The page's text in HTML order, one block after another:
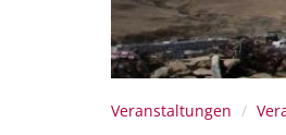
Veranstaltungen